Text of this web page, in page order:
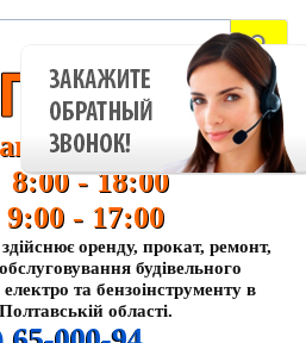
37
- 18:00
- 17:00
оренду, прокат, ремонт,
будівельного
та бензоінструменту в
області.